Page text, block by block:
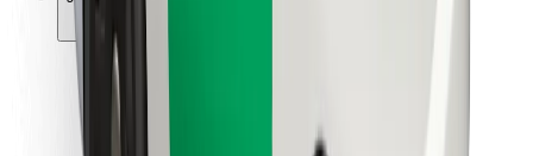
Tavarantoimittajille
Ehdot